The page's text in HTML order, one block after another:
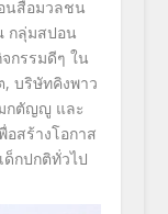
นสื่อมวลชน
กลุ่มสปอน
กรรมดีๆ ใน
, บริษัทคิงพาว
กตัญญู และ
สร้างโอกาส
ด็กปกติทั่วไป